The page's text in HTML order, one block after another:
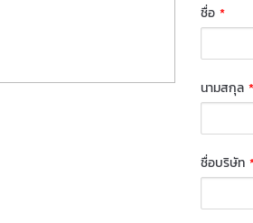
ชื่อ *
นามสกุล *
ชื่อบริษัท